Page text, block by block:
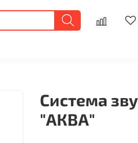
Система
"АКВА"